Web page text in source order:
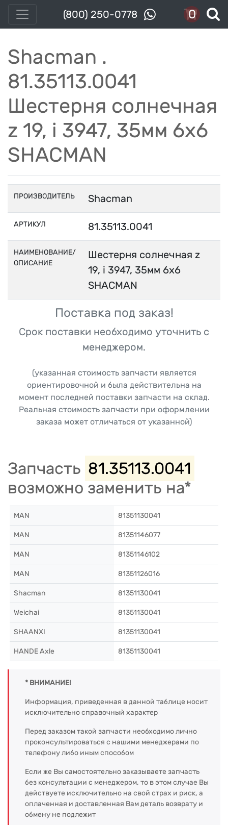
(800) 250-0778 0
Shacman .
81.35113.0041
Шестерня солнечная
z 19, i 3947, 35мм 6x6
SHACMAN
ПРОИЗВОДИТЕЛЬ Shacman
АРТИКУЛ 81.35113.0041
НАИМЕНОВАНИЕ/
ОПИСАНИЕ
Шестерня солнечная z
19, i 3947, 35мм 6x6
SHACMAN
Поставка под заказ!
Срок поставки необходимо уточнить с
менеджером.
(указанная стоимость запчасти является
ориентировочной и была действительна на
момент последней поставки запчасти на склад.
Реальная стоимость запчасти при оформлении
заказа может отличаться от указанной)
Запчасть 81.35113.0041
возможно заменить на*
MAN 81351130041
MAN 81351146077
MAN 81351146102
MAN 81351126016
Shacman 81351130041
Weichai 81351130041
SHAANXI 81351130041
HANDE Axle 81351130041
* ВНИМАНИЕ!
Информация, приведенная в данной таблице носит
исключительно справочный характер
Перед заказом такой запчасти необходимо лично
проконсультироваться с нашими менеджерами по
телефону либо иным способом
Если же Вы самостоятельно заказываете запчасть
без консультации с менеджером, то в этом случае Вы
действуете исключительно на свой страх и риск, а
оплаченная и доставленная Вам деталь возврату и
обмену не подлежит